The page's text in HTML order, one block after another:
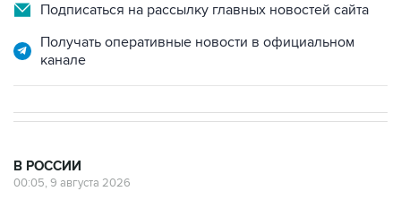
Подписаться на рассылку главных новостей сайта
Получать оперативные новости в официальном
канале
В РОССИИ
00:05, 9 августа 2026